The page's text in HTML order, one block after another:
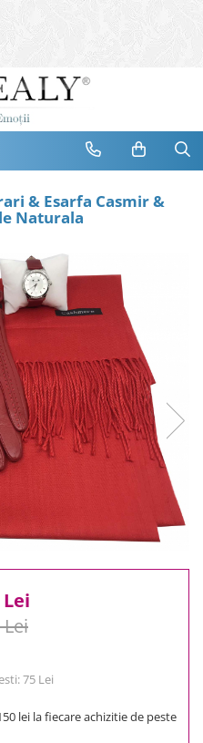
& Esarfa Casmir &
Naturala
Lei
75 Lei
lei la fiecare achizitie de peste